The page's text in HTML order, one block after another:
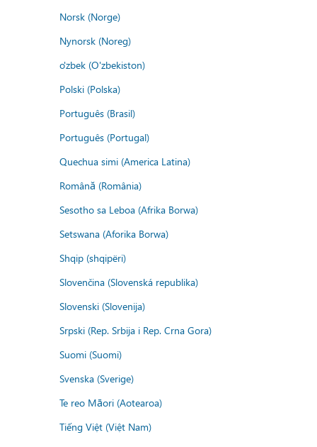
Norsk (Norge)
Nynorsk (Noreg)
o'zbek (O'zbekiston)
Polski (Polska)
Português (Brasil)
Português (Portugal)
Quechua simi (America Latina)
Română (România)
Sesotho sa Leboa (Afrika Borwa)
Setswana (Aforika Borwa)
Shqip (shqipëri)
Slovenčina (Slovenská republika)
Slovenski (Slovenija)
Srpski (Rep. Srbija i Rep. Crna Gora)
Suomi (Suomi)
Svenska (Sverige)
Te reo Māori (Aotearoa)
Tiếng Việt (Việt Nam)